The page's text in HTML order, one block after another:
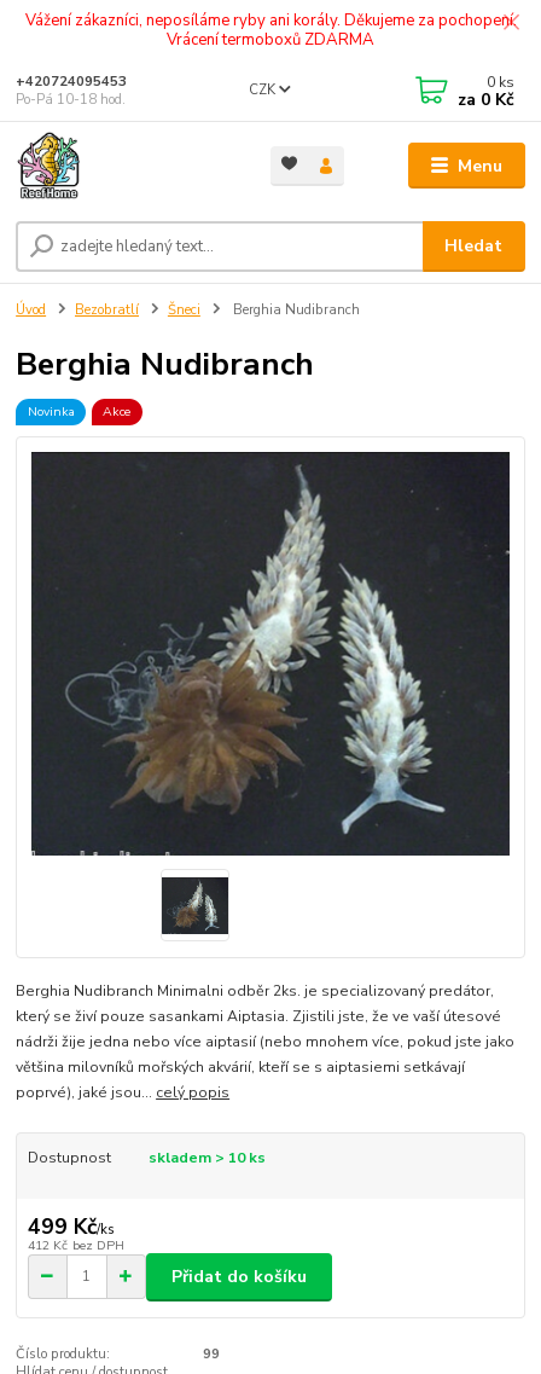
Vážení zákazníci, neposíláme ryby ani korály. Děkujeme za pochopení.
Vrácení termoboxů ZDARMA
Menu
CZK
Hledat
+420724095453
Po-Pá 10-18 hod.
0 ks
za 0 Kč
Úvod Bezobratlí Šneci Berghia Nudibranch
Berghia Nudibranch
Novinka Akce
Berghia Nudibranch Minimalni odběr 2ks. je specializovaný predátor,
který se živí pouze sasankami Aiptasia. Zjistili jste, že ve vaší útesové
nádrži žije jedna nebo více aiptasií (nebo mnohem více, pokud jste jako
většina milovníků mořských akvárií, kteří se s aiptasiemi setkávají
poprvé), jaké jsou... celý popis
Dostupnost skladem > 10 ks
499 Kč/ks
412 Kč bez DPH
Přidat do košíku
Číslo produktu:
99